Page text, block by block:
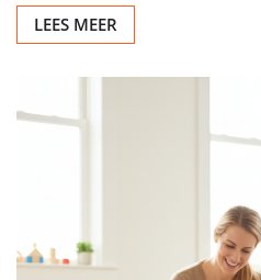
LEES MEER